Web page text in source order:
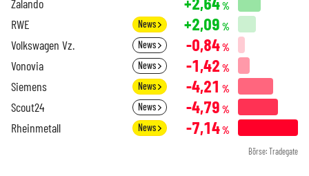
Zalando %
RWE News +2,09 %
Volkswagen Vz. News -0,84%
Vonovia News -1,42 %
Siemens News -4,21 %
Scout24 News -4,79 %
Rheinmetall News -7,14%
Börse: Tradegate